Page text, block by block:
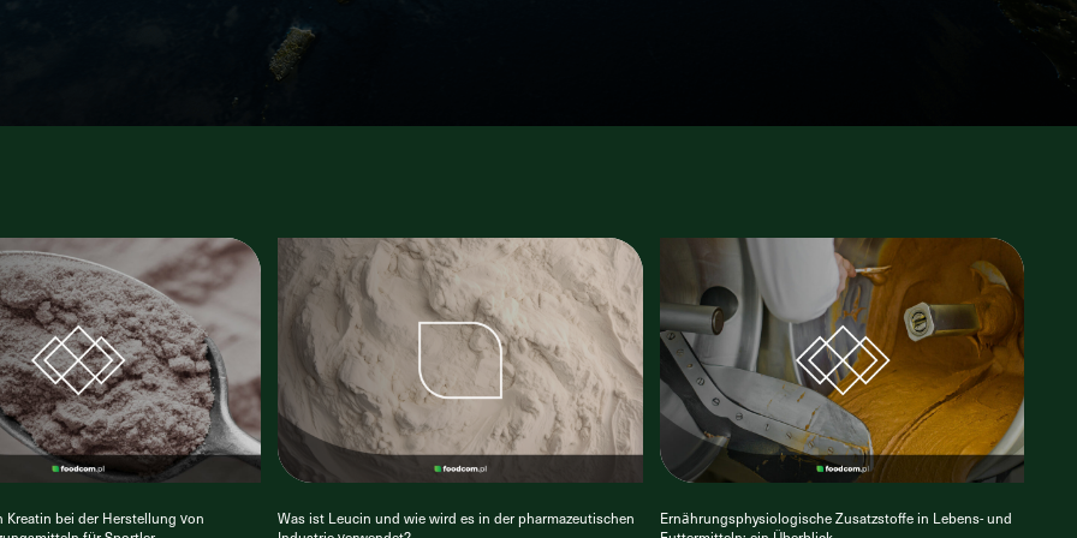
Kreatin bei der Herstellung von
Was ist Leucin und wie wird es in der pharmazeutischen
Ernährungsphysiologische Zusatzstoffe in Lebens- und